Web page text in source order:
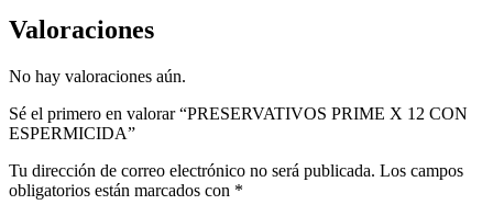
Valoraciones
No hay valoraciones aún.
Sé el primero en valorar “PRESERVATIVOS PRIME X 12 CON
ESPERMICIDA”
Tu dirección de correo electrónico no será publicada. Los campos
obligatorios están marcados con *